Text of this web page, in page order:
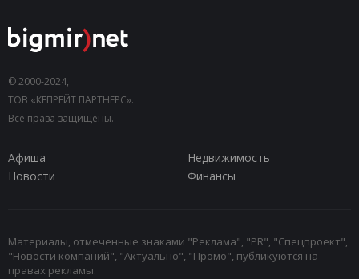
© 2000-2024,
ТОВ «КЕПРЕЙТ ПАРТНЕРС».
Все права защищены.
Афиша
Недвижимость
Новости
Финансы
Материалы, отмеченные знаками "Реклама", "PR", "Спецпроект",
"Новости компаний", "Актуально", "Промо", публикуются на
правах рекламы.